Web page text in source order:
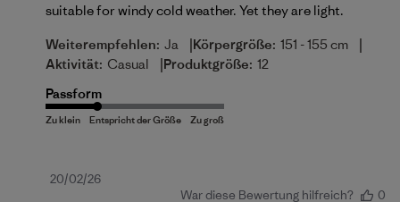
suitable for windy cold weather. Yet they are light.
Weiterempfehlen: Ja |Körpergröße: 151 - 155 cm |
Aktivität: Casual |Produktgröße: 12
Passform
Veröffentlichungsdatum
20/02/26
War diese Bewertung hilfreich?
0